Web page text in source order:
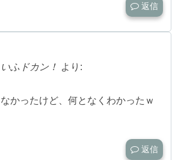
返信
ふドカン！ より:
かったけど、何となくわかったｗ
返信